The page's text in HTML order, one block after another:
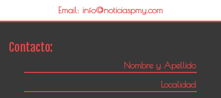
Email: info@noticiaspmy.com
Contacto: